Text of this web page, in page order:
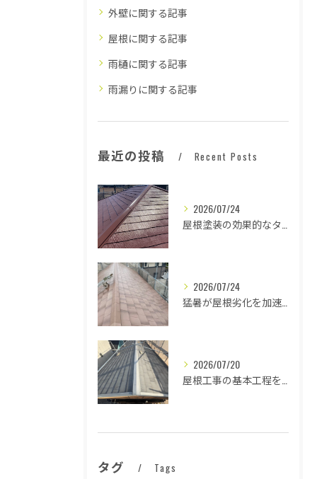
外壁に関する記事
屋根に関する記事
雨樋に関する記事
雨漏りに関する記事
最近の投稿 Recent Posts
2026/07/24
2026/07/24
2026/07/20
タグ Tags